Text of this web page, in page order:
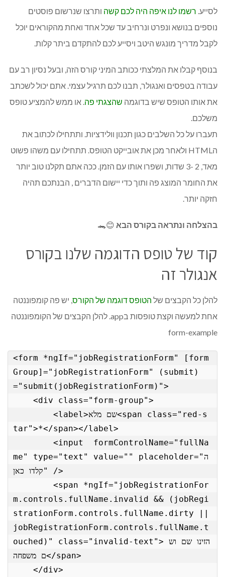
לסייע. רשמו לנו איפה היה לכם קשה ותרצו שנרשום פוסטים
נוספים בנושא ונפרט ונרחיב עד שכל אחד ואחת מהקוראים יוכל
לקבל מדריך מונגש היטב ויסייע לכם להתקדם ביתר קלות.
בנוסף קבלו את המלצתי ככותב המיני קורס הזה, ובעל נסיון רב עם
עבודה בטפסים ואנגולר, תבנו לכם תרגיל עצמי. אתם יכול לשכתב
את אותו הטופס שיש בדוגמה שהצגתי פה. או ממש להמציע טופס
משלכם.
תעברו על כל השלבים כגון תכנון וולידציות. ותתחילו לכתוב את
הHTML ולאחר מכן את אובייקט הטופס. תתחילו עם משהו פשוט
מאד, 2 -3 שדות, ושפרו אותו עם הזמן. ככה אתם תקלנו טוב יותר
את החומר המוצג פה ותוך כדי יישום הדברים , הבנתכם תהיה
חזקה יותר.
בהצלחה ונתראה בקורס הבא 😊🐊
קוד של טופס הדוגמה שלנו בקורס
אנגולר זה
להלן כל הקבצים של הטופס דוגמה של הקורס, יש פה קומפוננטה
אחת למעשה וקצת טופסות בapp. להלן הקבצים של הקומפוננטה
form-example
<form *ngIf="jobRegistrationForm" [form
Group]="jobRegistrationForm" (submit)
="submit(jobRegistrationForm)">
tar">*</span></label>
me" type="text" value="" placeholder="ה
קלדו כאן" />
m.controls.fullName.invalid && (jobRegi
strationForm.controls.fullName.dirty ||
jobRegistrationForm.controls.fullName.t
ouched)" class="invalid-text"> הזינו שם וש
ם משפחה</span>